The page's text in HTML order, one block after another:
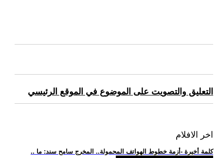
التعليق والتصويت على الموضوع في الموقع الرئيسي
اخر الافلام
.. كلمة أخيرة -أزمة خطوط الهواتف المحمولة.. المخرج سامح سند: ما